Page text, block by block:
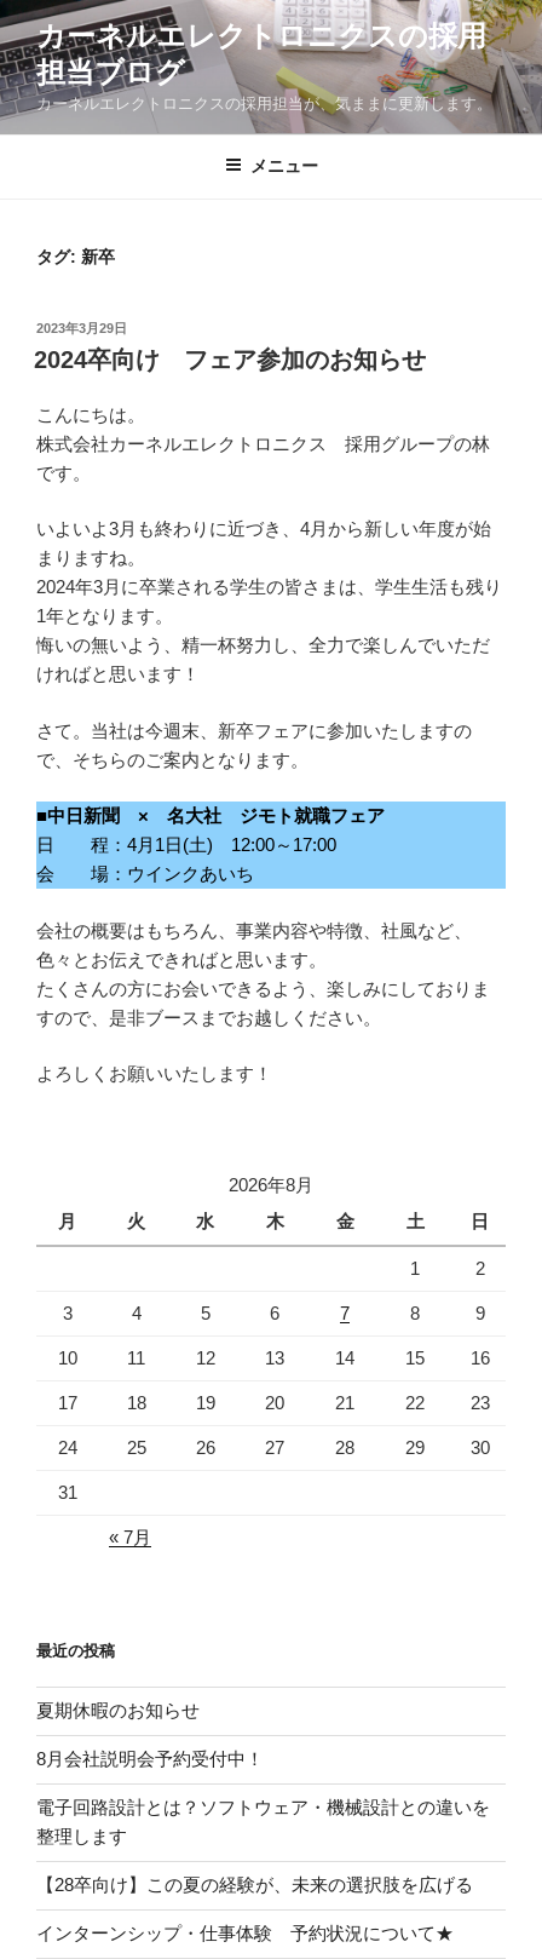
コ
ン
テ
ン
カーネルエレクトロニクスの採用
担当ブログ
カーネルエレクトロニクスの採用担当が、気ままに更新します。
メニュー
タグ: 新卒
投
稿
日:
2023年3月29日
2024卒向け フェア参加のお知らせ
こんにちは。
株式会社カーネルエレクトロニクス 採用グループの林
です。
いよいよ3月も終わりに近づき、4月から新しい年度が始
まりますね。
2024年3月に卒業される学生の皆さまは、学生生活も残り
1年となります。
悔いの無いよう、精一杯努力し、全力で楽しんでいただ
ければと思います！
さて。当社は今週末、新卒フェアに参加いたしますの
で、そちらのご案内となります。
■中日新聞 × 名大社 ジモト就職フェア
日 程：4月1日(土) 12:00～17:00
会 場：ウインクあいち
会社の概要はもちろん、事業内容や特徴、社風など、
色々とお伝えできればと思います。
たくさんの方にお会いできるよう、楽しみにしておりま
すので、是非ブースまでお越しください。
よろしくお願いいたします！
2026年8月
月
火 水 木 金 土 日
1 2
3 4 5 6 7 8 9
10 11 12 13 14 15 16
17 18 19 20 21 22 23
24 25 26 27 28 29 30
31
« 7月
最近の投稿
夏期休暇のお知らせ
8月会社説明会予約受付中！
電子回路設計とは？ソフトウェア・機械設計との違いを
整理します
【28卒向け】この夏の経験が、未来の選択肢を広げる
インターンシップ・仕事体験 予約状況について★